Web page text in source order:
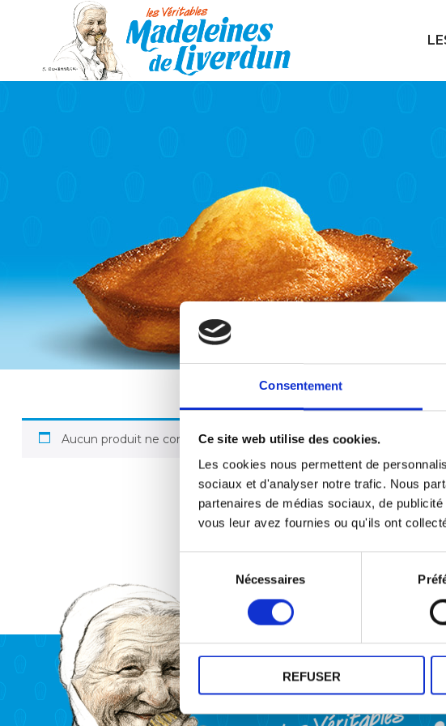
Consentement
Ce site web utilise des cookies.
Les cookies nous permettent de
sociaux et d'analyser notre trafic. Nous
partenaires de médias sociaux, de
vous leur avez fournies ou qu'ils ont
consentement
Nécessaires
REFUSER
Aucun produit ne correspond à votre sélection.